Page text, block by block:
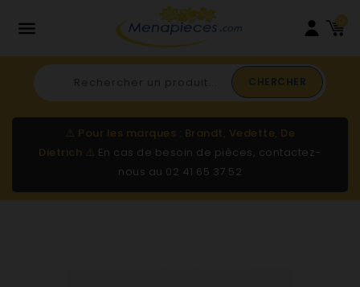
 0
CHERCHER
⚠️ Pour les marques : Brandt, Vedette, De
Dietrich ⚠️ En cas de besoin de pièces, contactez-
nous au 02 41 65 37 52